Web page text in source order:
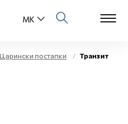
Царински постапки Транзит